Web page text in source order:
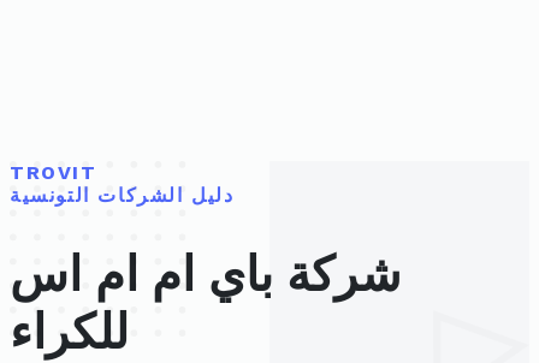
TROVIT
دليل الشركات التونسية
شركة باي ام ام اس
للكراء